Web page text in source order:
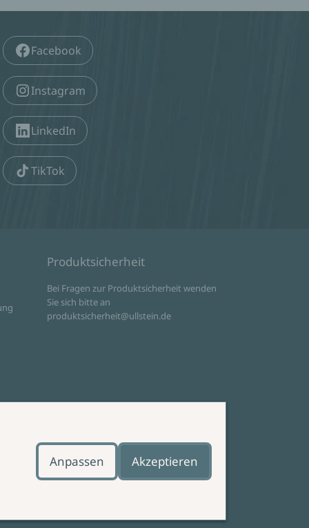
Facebook
Instagram
LinkedIn
TikTok
Produktsicherheit
Bei Fragen zur Produktsicherheit wenden
Sie sich bitte an
produktsicherheit@ullstein.de
Anpassen Akzeptieren